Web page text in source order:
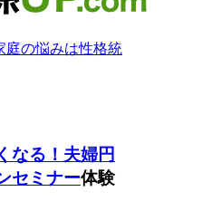
庭の悩みは性格統
なる！夫婦円
セミナー体験